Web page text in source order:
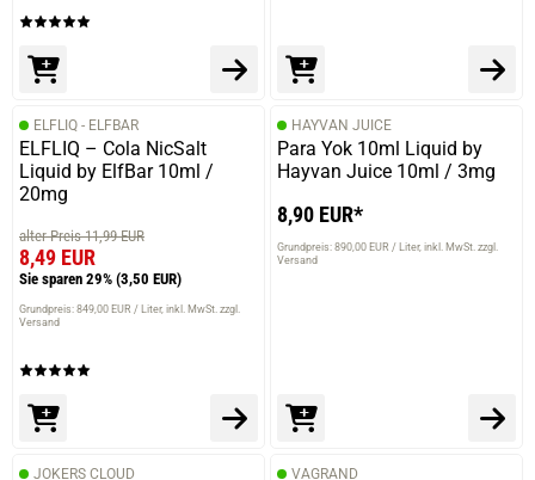
ELFLIQ - ELFBAR
ELFLIQ – Cola NicSalt
Liquid by ElfBar 10ml /
20mg
alter Preis 11,99 EUR
8,49 EUR
Sie sparen 29% (3,50 EUR)
Grundpreis: 849,00 EUR / Liter inkl. MwSt. zzgl.
Versand
HAYVAN JUICE
Para Yok 10ml Liquid by
Hayvan Juice 10ml / 3mg
8,90 EUR*
Grundpreis: 890,00 EUR / Liter inkl. MwSt. zzgl.
Versand
JOKERS CLOUD VAGRAND